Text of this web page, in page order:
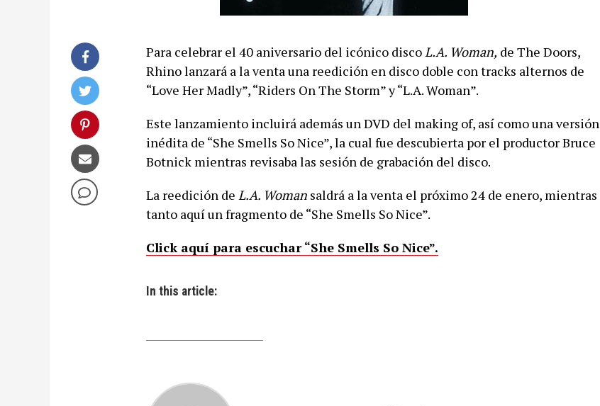
Para celebrar el 40 aniversario del icónico discoL.A. Woman, de The Doors,
Rhino lanzará a la venta una reedición en disco doble con tracks alternos de
“Love Her Madly”, “Riders On The Storm” y “L.A. Woman”.
Este lanzamiento incluirá además un DVD del making of, así como una versión
inédita de “She Smells So Nice”, la cual fue descubierta por el productor Bruce
Botnick mientras revisaba las sesión de grabación del disco.
La reedición de L.A. Womansaldrá a la venta el próximo 24 de enero, mientras
tanto aquí un fragmento de “She Smells So Nice”.
Click aquí para escuchar “She Smells So Nice”.
In this article: